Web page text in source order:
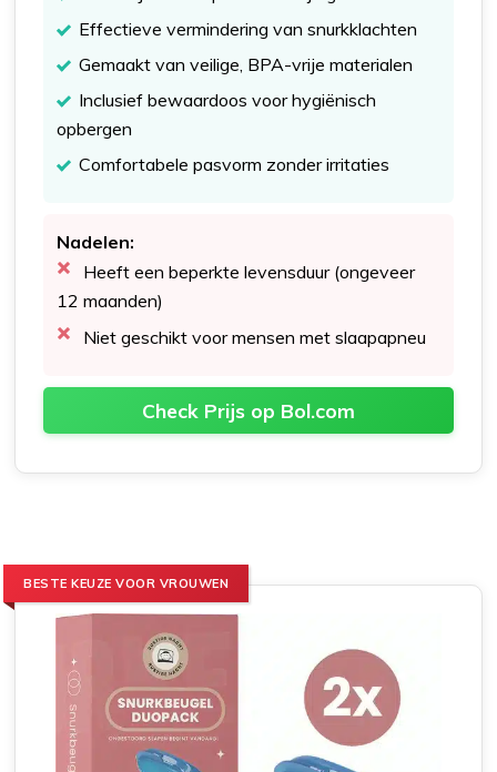
Effectieve vermindering van snurkklachten
Gemaakt van veilige, BPA-vrije materialen
Inclusief bewaardoos voor hygiënisch
opbergen
Comfortabele pasvorm zonder irritaties
Nadelen:
Heeft een beperkte levensduur (ongeveer
12 maanden)
Niet geschikt voor mensen met slaapapneu
Check Prijs op Bol.com
BESTE KEUZE VOOR VROUWEN